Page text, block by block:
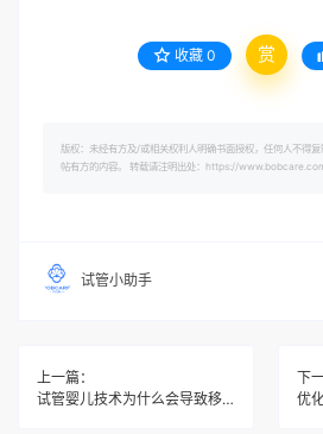
收藏 0 赏
版权：未经有方及/或相关权利人明确书面授权，任何人不得
帖有方的内容。 转载请注明出处：https://
试管小助手
上一篇：
试管婴儿技术为什么会导致移植失败？
下